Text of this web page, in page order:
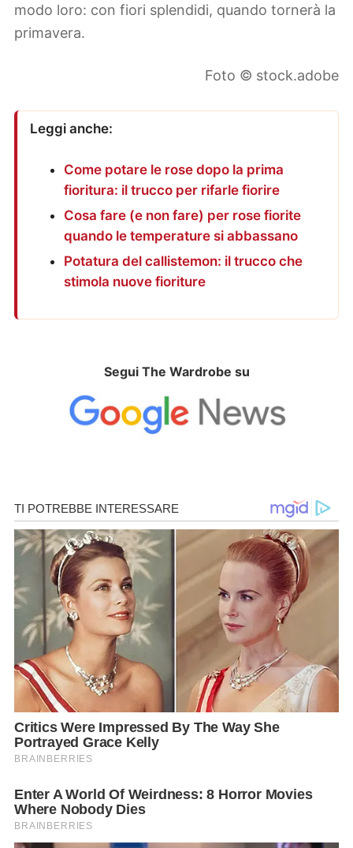
modo loro: con fiori splendidi, quando tornerà la
primavera.
Foto © stock.adobe
Leggi anche:
Come potare le rose dopo la prima
fioritura: il trucco per rifarle fiorire
Cosa fare (e non fare) per rose fiorite
quando le temperature si abbassano
Potatura del callistemon: il trucco che
stimola nuove fioriture
Segui The Wardrobe su